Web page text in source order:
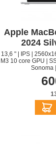
Apple
2024
| 13,6 " | IPS |
| M3 10 core GPU |
Sonoma |